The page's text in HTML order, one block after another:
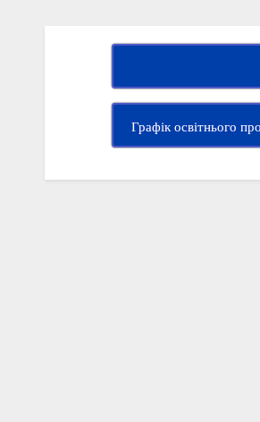
Графік освітнього